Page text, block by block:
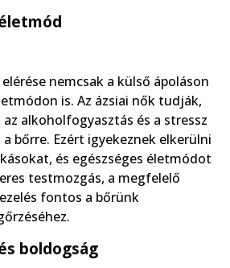
nemcsak a külső ápoláson
is. Az ázsiai nők tudják,
alkoholfogyasztás és a stressz
bőrre. Ezért igyekeznek elkerülni
és egészséges életmódot
testmozgás, a megfelelő
fontos a bőrünk
boldogság